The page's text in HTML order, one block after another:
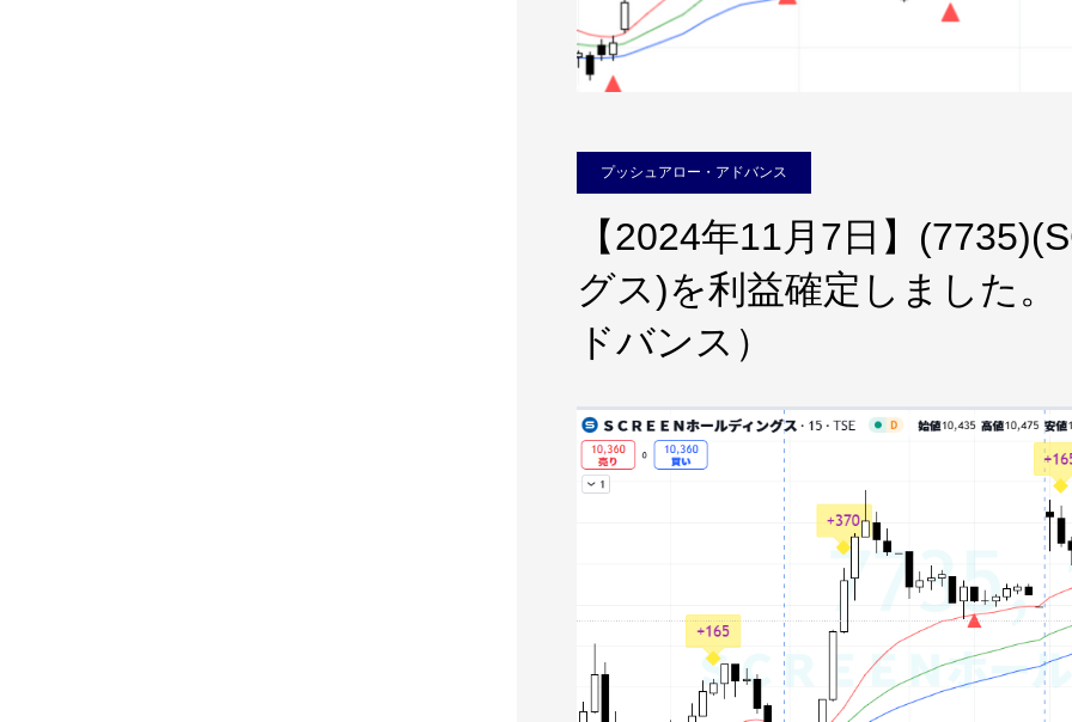
プッシュアロー・アドバンス
【2024年11月7日】
グス)を利益確定しました
ドバンス）